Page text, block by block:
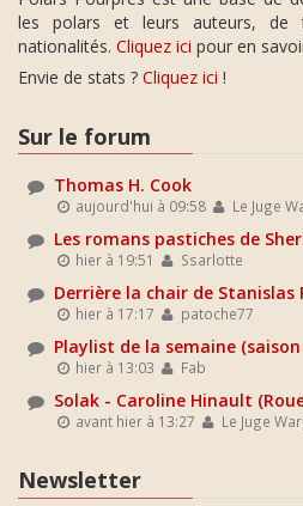
les polars et leurs auteurs,
nationalités. Cliquez ici pour en
Envie de stats ? Cliquez ici !
Sur le forum
Thomas H. Cook
aujourd'hui à 09:58 Le Juge
Les romans pastiches de
hier à 19:51 Ssarlotte
Derrière la chair de Stanislas
hier à 17:17 patoche77
Playlist de la semaine (saison
hier à 13:03 Fab
Solak - Caroline Hinault
avant hier à 13:27 Le Juge
Newsletter